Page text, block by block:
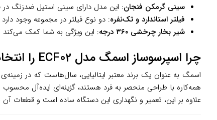
سینی گرمکن فنجان: این مدل دارای سینی استیل ضدزنگ
فیلتر استاندارد و تک‌نفره: دو نوع فیلتر در مجموعه وجود
شیر بخار چرخشی ۳۶۰ درجه
: این ویژگی به شما کمک می‌کند
چرا اسپرسوساز اسمگ مدل ECF02 را انتخاب کنیم؟
اسمگ به عنوان یک برند معتبر ایتالیایی، سال‌هاست که در
همه‌کاره با طراحی منحصر به فرد هستند، گزینه‌ای ایده‌آل
علاوه بر این، تعمیر و نگهداری این دستگاه ساده است و قطعات